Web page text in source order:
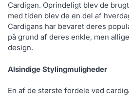
Cardigan. Oprindeligt blev de
med tiden blev de en del af
Cardigans har bevaret deres
på grund af deres enkle, men
design.
Alsindige Stylingmuligheder
En af de største fordele ved